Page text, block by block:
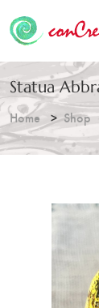
Statua
Home Shop